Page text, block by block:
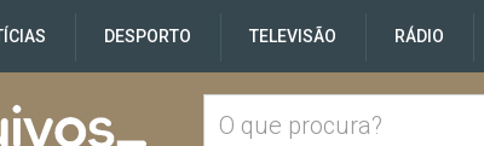
DESPORTO TELEVISÃO RÁDIO